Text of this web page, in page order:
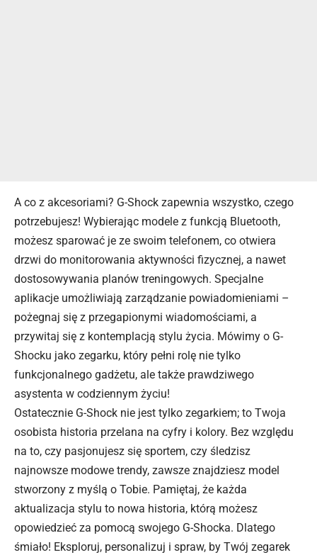
A co z akcesoriami? G-Shock zapewnia wszystko, czego
potrzebujesz! Wybierając modele z funkcją Bluetooth,
możesz sparować je ze swoim telefonem, co otwiera
drzwi do monitorowania aktywności fizycznej, a nawet
dostosowywania planów treningowych. Specjalne
aplikacje umożliwiają zarządzanie powiadomieniami –
pożegnaj się z przegapionymi wiadomościami, a
przywitaj się z kontemplacją stylu życia. Mówimy o G-
Shocku jako zegarku, który pełni rolę nie tylko
funkcjonalnego gadżetu, ale także prawdziwego
asystenta w codziennym życiu!
Ostatecznie G-Shock nie jest tylko zegarkiem; to Twoja
osobista historia przelana na cyfry i kolory. Bez względu
na to, czy pasjonujesz się sportem, czy śledzisz
najnowsze modowe trendy, zawsze znajdziesz model
stworzony z myślą o Tobie. Pamiętaj, że każda
aktualizacja stylu to nowa historia, którą możesz
opowiedzieć za pomocą swojego G-Shocka. Dlatego
śmiało! Eksploruj, personalizuj i spraw, by Twój zegarek